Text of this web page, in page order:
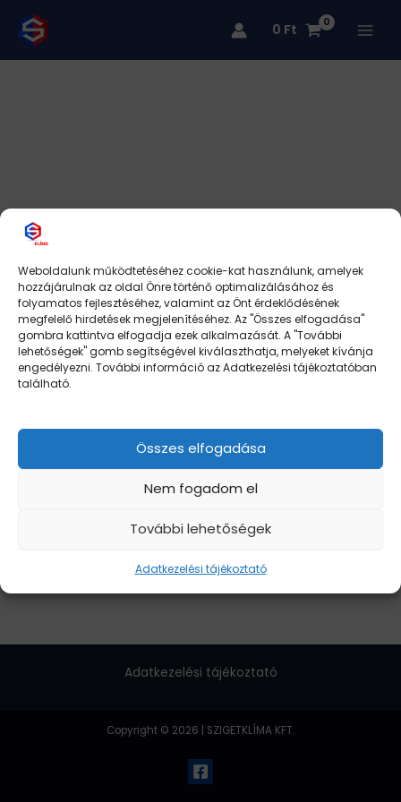
Weboldalunk működtetéséhez cookie-kat használunk, amelyek
hozzájárulnak az oldal Önre történő optimalizálásához és
folyamatos fejlesztéséhez, valamint az Önt érdeklődésének
megfelelő hirdetések megjelenítéséhez. Az "Összes elfogadása"
gombra kattintva elfogadja ezek alkalmazását. A "További
lehetőségek" gomb segítségével kiválaszthatja, melyeket kívánja
engedélyezni. További információ az Adatkezelési tájékoztatóban
található.
Összes elfogadása
Nem fogadom el
További lehetőségek
Adatkezelési tájékoztató
0 Ft
Adatkezelési tájékoztató
Copyright © 2026 | SZIGETKLÍMA KFT.